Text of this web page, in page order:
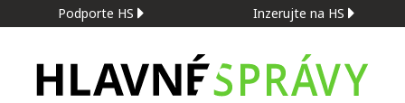
Podporte HS Inzerujte na HS